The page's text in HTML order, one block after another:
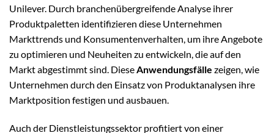
Unilever. Durch branchenübergreifende Analyse ihrer
Produktpaletten identifizieren diese Unternehmen
Markttrends und Konsumentenverhalten, um ihre Angebote
zu optimieren und Neuheiten zu entwickeln, die auf den
Markt abgestimmt sind. DieseAnwendungsfälle zeigen, wie
Unternehmen durch den Einsatz von Produktanalysen ihre
Marktposition festigen und ausbauen.
Auch der Dienstleistungssektor profitiert von einer